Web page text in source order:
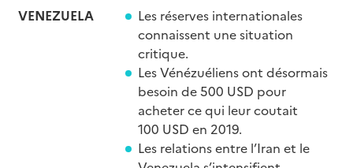
VENEZUELA
Les réserves internationales
connaissent une situation
critique.
Les Vénézuéliens ont désormais
besoin de 500 USD pour
acheter ce qui leur coutait
100 USD en 2019.
Les relations entre l’Iran et le